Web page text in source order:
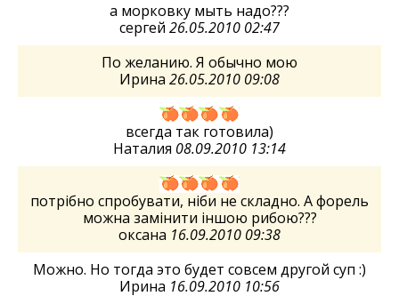
а морковку мыть надо???
сергей 26.05.2010 02:47
По желанию. Я обычно мою
Ирина 26.05.2010 09:08
всегда так готовила)
Наталия 08.09.2010 13:14
потрібно спробувати, ніби не складно. А форель
можна замінити іншою рибою???
оксана 16.09.2010 09:38
Можно. Но тогда это будет совсем другой суп :)
Ирина 16.09.2010 10:56